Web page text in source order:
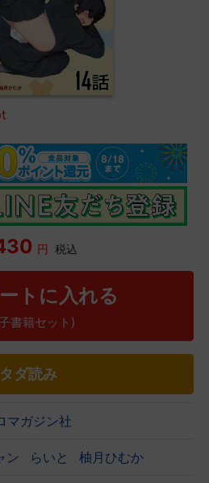
円 税込
トに入れる
書籍セット)
タダ読み
マガジン社
ン らいと 柚月ひむか